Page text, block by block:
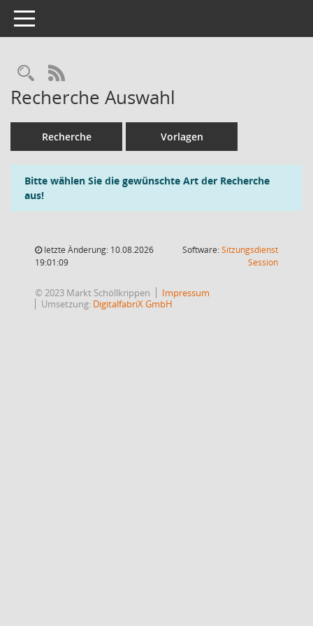
Toggle navigation
Rechercheauswahl
RSS-Feed
Recherche Auswahl
Recherche Vorlagen
Bitte wählen Sie die gewünschte Art der Recherche
aus!
letzte Änderung: 10.08.2026
19:01:09
Software:Sitzungsdienst
Session(Wird in
© 2023 Markt Schöllkrippen
Impressum
Umsetzung: DigitalfabriX GmbH